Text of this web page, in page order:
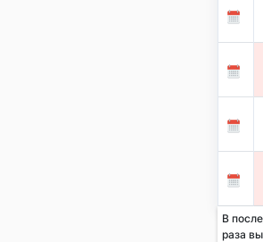
В
раза